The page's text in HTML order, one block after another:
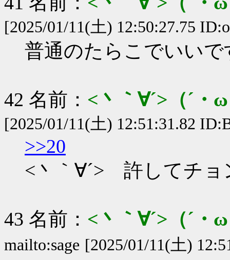
[2025/01/11(土) 12:50:27.75
普通のたらこでいいで
42 名前： <丶｀∀´>（´
[2025/01/11(土) 12:51:31.82
>>20
<丶｀∀´> 許してチョ
43 名前： <丶｀∀´>（´
mailto:sage [2025/01/11(土)